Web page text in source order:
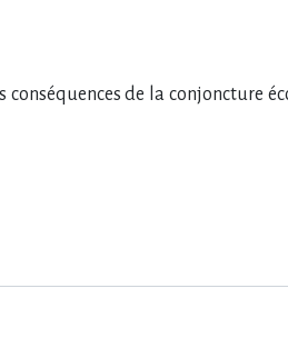
de la conjoncture